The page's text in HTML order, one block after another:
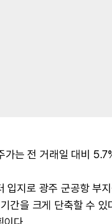
는 전 거래일 대비
입지로 광주 군공항 부
간을 크게 단축할 수